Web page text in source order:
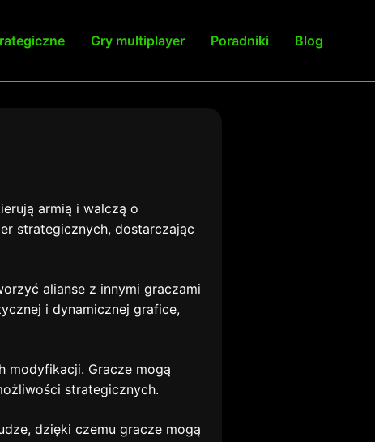
Gry multiplayer Poradniki Blog
armią i walczą o
strategicznych, dostarczając
alianse z innymi graczami
i dynamicznej grafice,
modyfikacji. Gracze mogą
strategicznych.
dzięki czemu gracze mogą